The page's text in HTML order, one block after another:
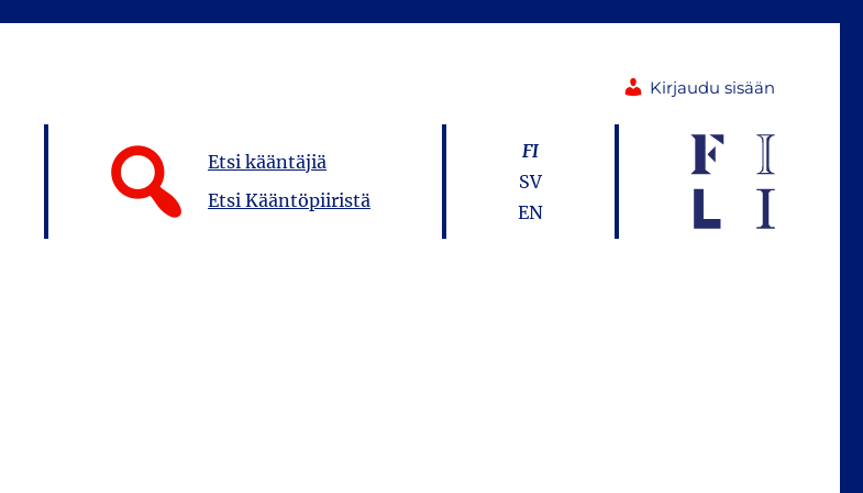
Kirjaudu sisään
Etsi kääntäjiä
Etsi Kääntöpiiristä
FI
SV
EN